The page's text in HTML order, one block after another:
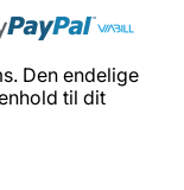
Den endelige
til dit